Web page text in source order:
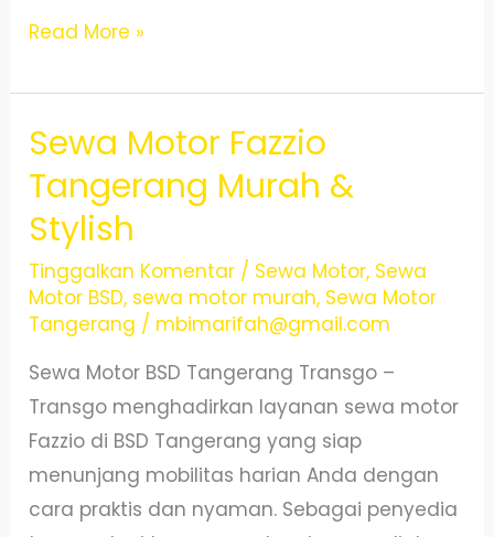
Sewa
Murah
BSD
Tangerang
–
Unit
Baru,
Harga
Bersahabat
Read More »
Sewa Motor Fazzio
Tangerang Murah &
Stylish
Tinggalkan Komentar / Sewa Motor, Sewa
Motor BSD, sewa motor murah, Sewa Motor
Tangerang / mbimarifah@gmail.com
Sewa Motor BSD Tangerang Transgo –
Transgo menghadirkan layanan sewa motor
Fazzio di BSD Tangerang yang siap
menunjang mobilitas harian Anda dengan
cara praktis dan nyaman. Sebagai penyedia